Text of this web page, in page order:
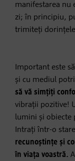
manifestarea nu
zi; în principiu,
trimiteți
Important este
și cu mediul
să vă simțiți
vibrații pozitive!
lumini și obiecte
Intrați într-o
recunoștințe și
în viața voastră.